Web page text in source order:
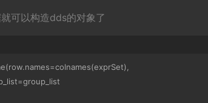
2063         1711
treated   untreated untreated untreated untreated
本，3个处理的，4个未处理的对照！
可以构造dds的对象了
(row.names=colnames(exprSet),
=group_list